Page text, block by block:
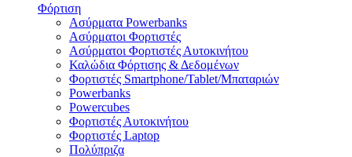
Φόρτιση
Ασύρματα Powerbanks
Aσύρματοι Φορτιστές
Ασύρματοι Φορτιστές Αυτοκινήτου
Καλώδια Φόρτισης & Δεδομένων
Φορτιστές Smartphone/Tablet/Μπαταριών
Powerbanks
Powercubes
Φορτιστές Αυτοκινήτου
Φορτιστές Laptop
Πολύπριζα